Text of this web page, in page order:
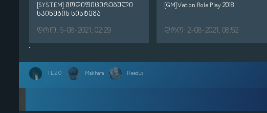
[SYSTEM] მოდიფიცირებული
სკინების სისტემა
დრო: 5-08-2021, 02:29
[GM]Vation Role Play 2018
დრო: 2-08-2021, 08:52
TEZO Makhara Reedus